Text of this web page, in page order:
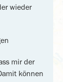
wieder
mir der
können